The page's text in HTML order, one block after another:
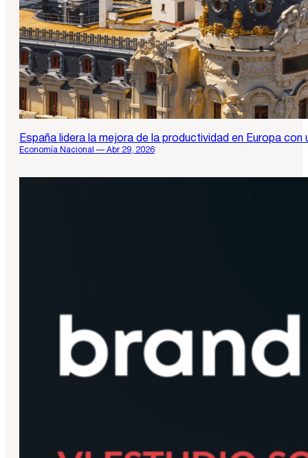
España lidera la mejora de la productividad en Europa
Economía Nacional — Abr 29, 2026